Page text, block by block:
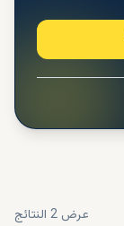
عرض 2 النتائج